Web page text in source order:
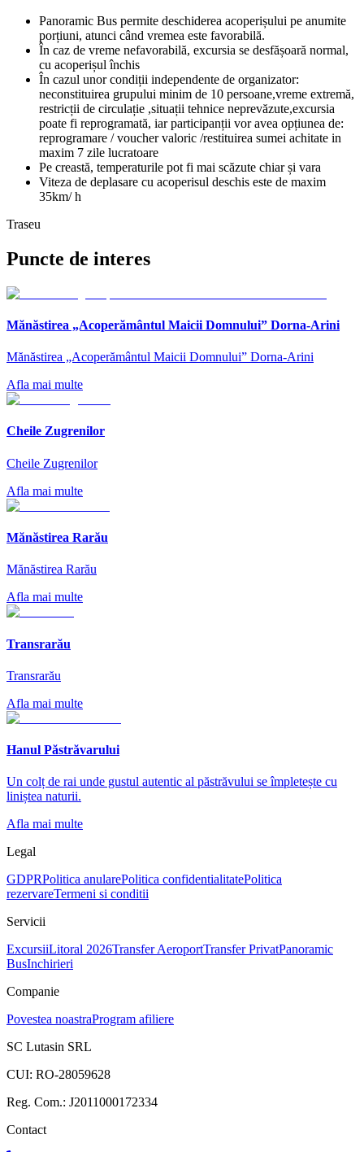
Panoramic Bus permite deschiderea acoperișului pe anumite
porțiuni, atunci când vremea este favorabilă.
În caz de vreme nefavorabilă, excursia se desfășoară normal,
cu acoperișul închis
În cazul unor condiții independente de organizator:
neconstituirea grupului minim de 10 persoane,vreme extremă,
restricții de circulație ,situații tehnice neprevăzute,excursia
poate fi reprogramată, iar participanții vor avea opțiunea de:
reprogramare / voucher valoric /restituirea sumei achitate in
maxim 7 zile lucratoare
Pe creastă, temperaturile pot fi mai scăzute chiar și vara
Viteza de deplasare cu acoperisul deschis este de maxim
35km/ h
Traseu
Puncte de interes
Mănăstirea „Acoperământul Maicii Domnului” Dorna-Arini
Mănăstirea „Acoperământul Maicii Domnului” Dorna-Arini
Afla mai multe
Cheile Zugrenilor
Cheile Zugrenilor
Afla mai multe
Mănăstirea Rarău
Mănăstirea Rarău
Afla mai multe
Transrarău
Transrarău
Afla mai multe
Hanul Păstrăvarului
Un colț de rai unde gustul autentic al păstrăvului se împletește cu
liniștea naturii.
Afla mai multe
Legal
GDPRPolitica anularePolitica confidentialitatePolitica
rezervareTermeni si conditii
Servicii
ExcursiiLitoral 2026Transfer AeroportTransfer PrivatPanoramic
BusInchirieri
Companie
Povestea noastraProgram afiliere
SC Lutasin SRL
CUI: RO-28059628
Reg. Com.: J2011000172334
Contact